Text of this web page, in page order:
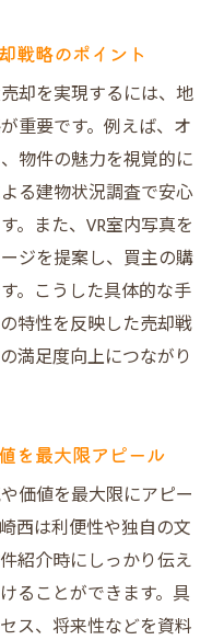
戦略のポイント
却を実現するには、地
重要です。例えば、オ
物件の魅力を視覚的に
る建物状況調査で安心
。また、VR室内写真を
ジを提案し、買主の購
。こうした具体的な手
特性を反映した売却戦
満足度向上につながり
を最大限アピール
価値を最大限にアピー
西は利便性や独自の文
紹介時にしっかり伝え
ることができます。具
ス、将来性などを資料